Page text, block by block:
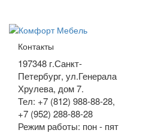
Контакты
197348 г.Санкт-
Петербург, ул.Генерала
Хрулева, дом 7.
Тел: +7 (812) 988-88-28,
+7 (952) 288-88-28
Режим работы: пон - пят